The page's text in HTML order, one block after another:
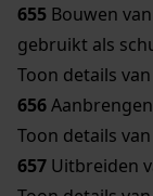
655 Bouwen
gebruikt als
Toon details
656
Toon details
657 Uitbreiden